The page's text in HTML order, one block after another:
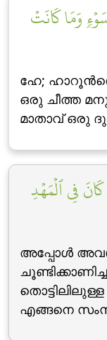
وَمَا كَانَتۡ
ഹേ;
ഒരു ചീത്ത
മാതാവ് ഒരു
فِي ٱلۡمَهۡدِ
അപ്പോള്‍
എങ്ങനെ